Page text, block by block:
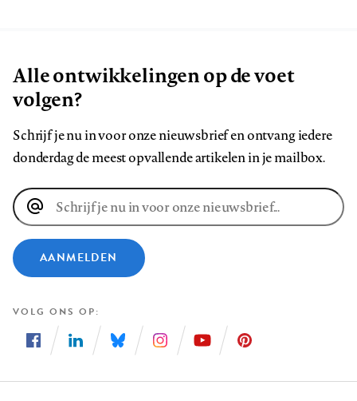
Alle ontwikkelingen op de voet
volgen?
Schrijf je nu in voor onze nieuwsbrief en ontvang iedere
donderdag de meest opvallende artikelen in je mailbox.
E-
mailadres
AANMELDEN
VOLG ONS OP
ons
ons
ons
ons
ons
ons